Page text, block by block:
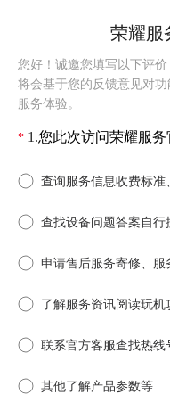
荣耀服
您好！诚邀您填写以下评
将会基于您的反馈意见对
服务体验。
* 1.您此次访问荣耀服务
查询服务信息收费标准
查找设备问题答案 自行
申请售后服务寄修、服
了解服务资讯阅读玩机
联系官方客服查找热线
其他了解产品参数等